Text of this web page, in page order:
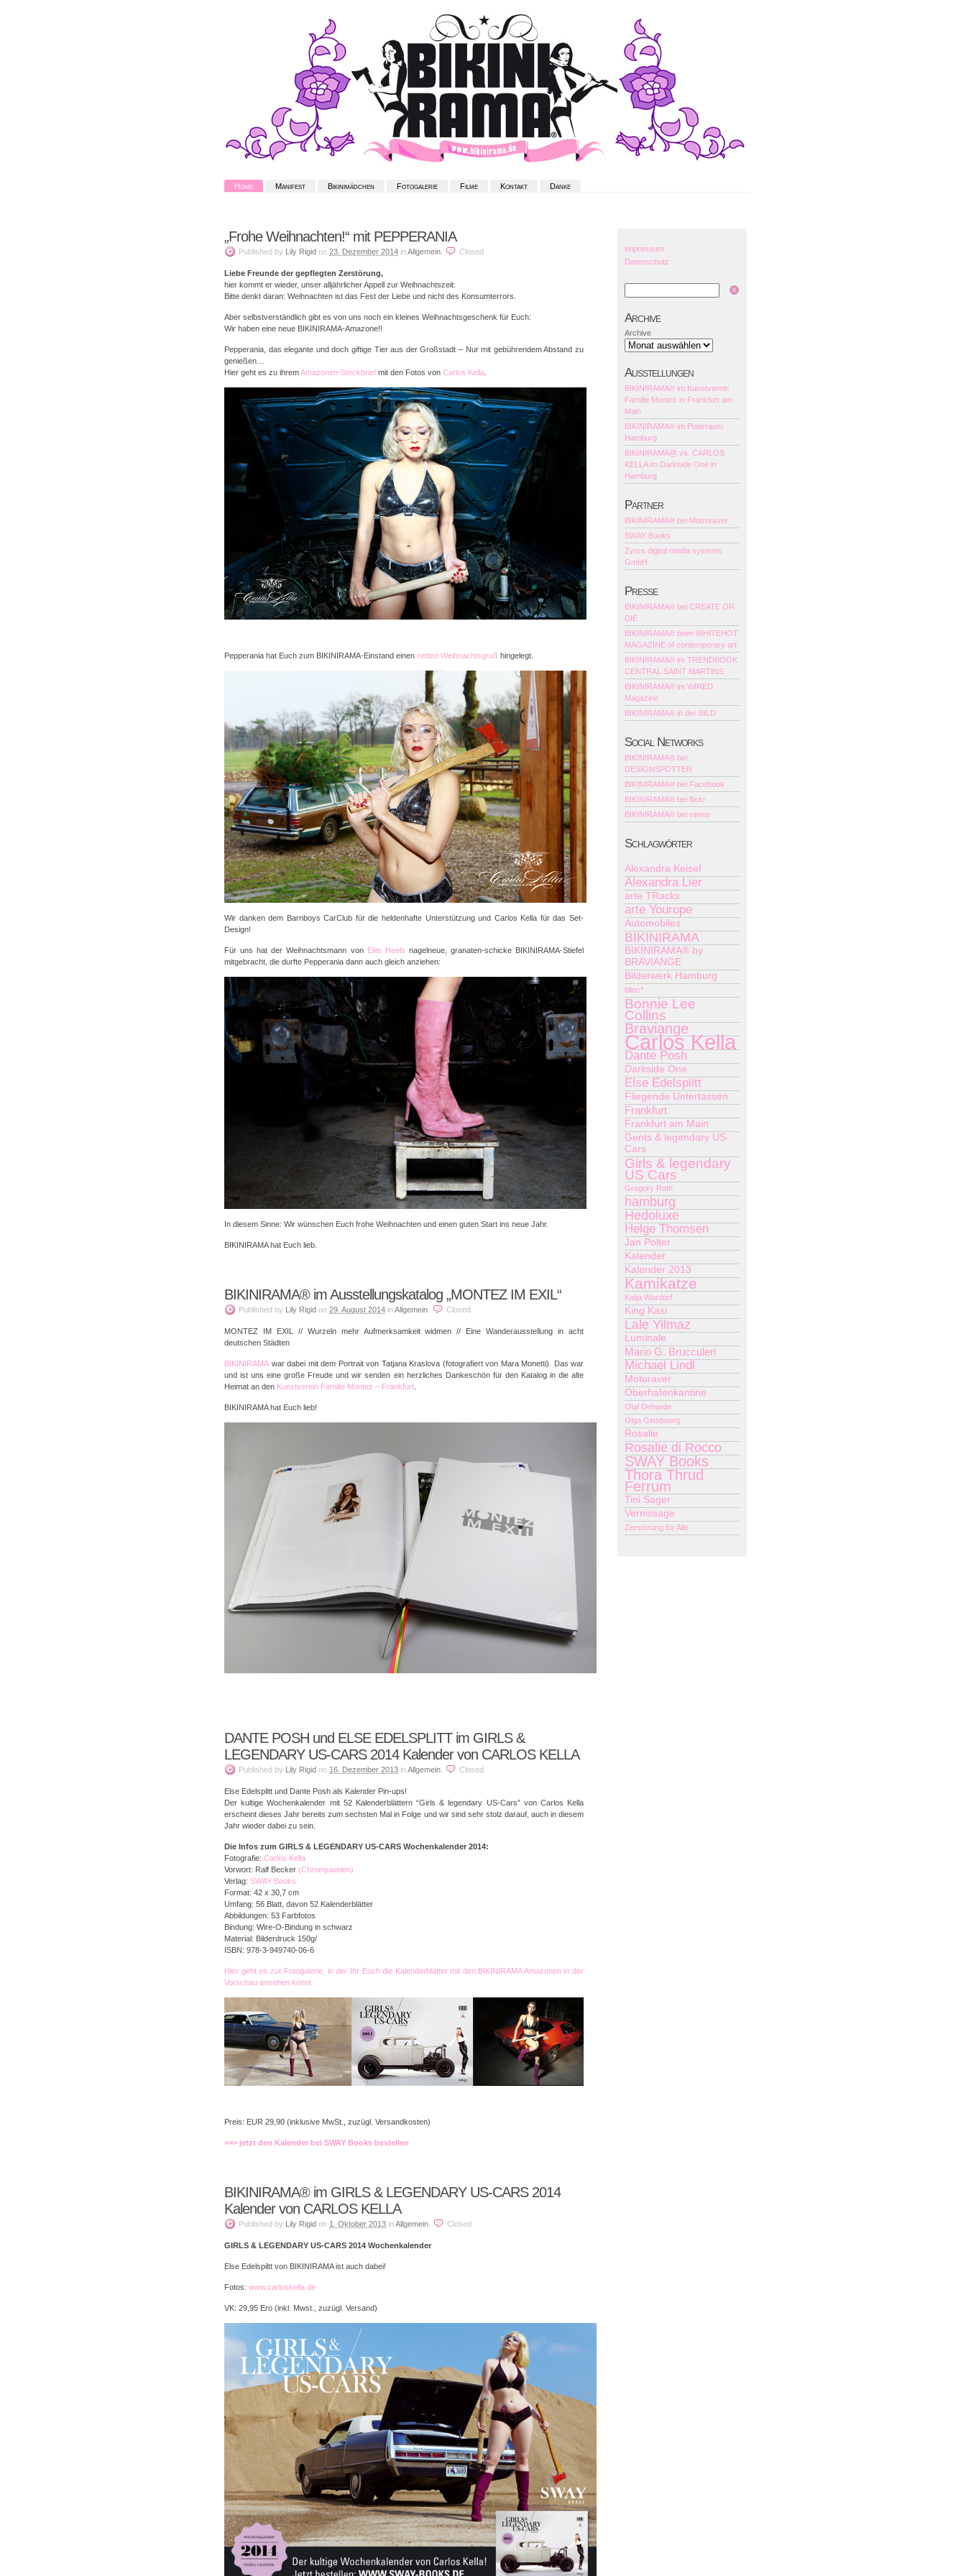
Home Manifest Bikinimädchen Fotogalerie Filme Kontakt Danke
„Frohe Weihnachten!“ mit PEPPERANIA
Published by Lily Rigid on 23. Dezember 2014 inAllgemein Closed
Liebe Freunde der gepflegten Zerstörung,
hier kommt er wieder, unser alljährlicher Appell zur Weihnachtszeit:
Bitte denkt daran: Weihnachten ist das Fest der Liebe und nicht des Konsumterrors.
Aber selbstverständlich gibt es von uns noch ein kleines Weihnachtsgeschenk für Euch:
Wir haben eine neue BIKINIRAMA-Amazone!!
Pepperania, das elegante und doch giftige Tier aus der Großstadt – Nur mit gebührendem Abstand zu
genießen…
Hier geht es zu ihremAmazonen-Steckbrief mit den Fotos von Carlos Kella
Pepperania hat Euch zum BIKINIRAMA-Einstand einen netten Weihnachtsgruß hingelegt.
Wir danken dem Barnboys CarClub für die heldenhafte Unterstützung und Carlos Kella für das Set-
Design!
Für uns hat der Weihnachtsmann von Elite Heels nagelneue, granaten-schicke BIKINIRAMA-Stiefel
mitgebracht, die durfte Pepperania dann auch gleich anziehen:
In diesem Sinne: Wir wünschen Euch frohe Weihnachten und einen guten Start ins neue Jahr.
BIKINIRAMA hat Euch lieb.
BIKINIRAMA® im Ausstellungskatalog „MONTEZ IM EXIL“
Published by Lily Rigid on 29. August 2014 inAllgemein Closed
MONTEZ IM EXIL // Wurzeln mehr Aufmerksamkeit widmen // Eine Wanderausstellung in acht
deutschen Städten
BIKINIRAMA war dabei mit dem Portrait von Tatjana Kraslova (fotografiert von Mara Monetti). Das war
und ist uns eine große Freude und wir senden ein herzliches Dankeschön für den Katalog in die alte
Heimat an den Kunstverein Familie Montez – Frankfurt
BIKINIRAMA hat Euch lieb!
DANTE POSH und ELSE EDELSPLITT im GIRLS &
LEGENDARY US-CARS 2014 Kalender von CARLOS KELLA
Published by Lily Rigid on 16. Dezember 2013 inAllgemein Closed
Else Edelsplitt und Dante Posh als Kalender Pin-ups!
Der kultige Wochenkalender mit 52 Kalenderblättern “Girls & legendary US-Cars” von Carlos Kella
erscheint dieses Jahr bereits zum sechsten Mal in Folge und wir sind sehr stolz darauf, auch in diesem
Jahr wieder dabei zu sein.
Die Infos zum GIRLS & LEGENDARY US-CARS Wochenkalender 2014:
Fotografie: Carlos Kella
Vorwort: Ralf Becker (Chromjuwelen)
Verlag: SWAY Books
Format: 42 x 30,7 cm
Umfang: 56 Blatt, davon 52 Kalenderblätter
Abbildungen: 53 Farbfotos
Bindung: Wire-O-Bindung in schwarz
Material: Bilderdruck 150g/
ISBN: 978-3-949740-06-6
Hier geht es zur Fotogalerie, in der Ihr Euch die Kalenderblätter mit den BIKINIRAMA Amazonen in der
Vorschau ansehen könnt
Preis: EUR 29,90 (inklusive MwSt., zuzügl. Versandkosten)
>>> jetzt den Kalender bei SWAY Books bestellen
BIKINIRAMA® im GIRLS & LEGENDARY US-CARS 2014
Kalender von CARLOS KELLA
Published by Lily Rigid on 1. Oktober 2013 inAllgemein Closed
GIRLS & LEGENDARY US-CARS 2014 Wochenkalender
Else Edelspiltt von BIKINIRAMA ist auch dabei!
Fotos: www.carloskella.de
VK: 29,95 Ero (inkl. Mwst., zuzügl. Versand)
Impressum
Datenschutz
Archive
Archive
Ausstellungen
BIKINIRAMA® im Kunstverein
Familie Montez in Frankfurt am
Main
BIKINIRAMA® im Polarraum
Hamburg
BIKINIRAMA@ vs. CARLOS
KELLA im Darkside One in
Hamburg
Partner
BIKINIRAMA® bei Motroraver
SWAY Books
Zyres digital media systems
GmbH
Presse
BIKINIRAMA® bei CREATE OR
DIE
BIKINIRAMA® beim WHITEHOT
MAGAZINE of contemporary art
BIKINIRAMA® im TRENDBOOK
CENTRAL SAINT MARTINS
BIKINIRAMA® im WIRED
Magazine
BIKINIRAMA® in der BILD
Social Networks
BIKINIRAMA® bei
DESIGNSPOTTER
BIKINIRAMA® bei Facebook
BIKINIRAMA® bei flickr
BIKINIRAMA® bei vimeo
Schlagwörter
Alexandra Keisef
Alexandra Lier
arte TRacks
arte Yourope
Automobiles
BIKINIRAMA
BIKINIRAMA® by
BRAVIANGE
Bilderwerk Hamburg
blinc*
Bonnie Lee
Collins
Braviange
Carlos Kella
Dante Posh
Darkside One
Else Edelsplitt
Fliegende Untertassen
Frankfurt
Frankfurt am Main
Gents & legendary US-
Cars
Girls & legendary
US Cars
Gregory Roth
hamburg
Hedoluxe
Helge Thomsen
Jan Polter
Kalender
Kalender 2013
Kamikatze
Katja Wordorf
King Kasi
Lale Yilmaz
Luminale
Mario G. Brucculeri
Michael Lindl
Motoraver
Oberhafenkantine
Olaf Deharde
Olga Ginsbourg
Rosalie
Rosalie di Rocco
SWAY Books
Thora Thrud
Ferrum
Tini Sager
Vernissage
Zerstörung für Alle